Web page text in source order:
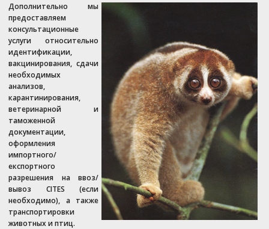
Дополнительно мы
предоставляем
консультационные
услуги относительно
идентификации,
вакцинирования, сдачи
необходимых
анализов,
карантинирования,
ветеринарной и
таможенной
документации,
оформления
импортного/
експортного
разрешения на ввоз/
вывоз CITES (если
необходимо), а также
транспортировки
животных и птиц.